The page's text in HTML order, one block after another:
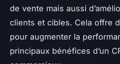
de vente mais aussi
clients et cibles. Cela offre
pour augmenter la
principaux bénéfices d’un